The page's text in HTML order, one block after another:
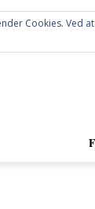
Cookies.